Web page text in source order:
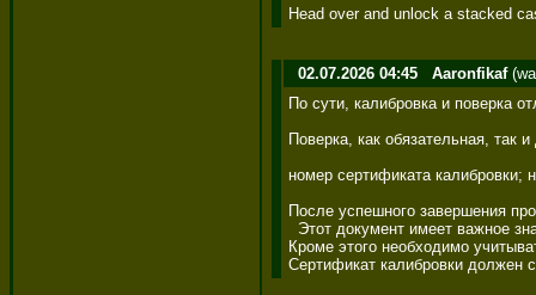
Head over and unlock a stacked
02.07.2026 04:45 Aaronfikaf
По сути, калибровка и поверка
Поверка, как обязательная, так
номер сертификата калибровки;
После успешного завершения
Этот документ имеет важное
Кроме этого необходимо
Сертификат калибровки должен